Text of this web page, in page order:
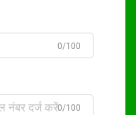
0/100
0/100